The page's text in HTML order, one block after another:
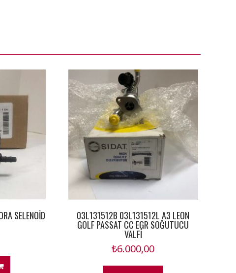
SELENOİD 03L131512B 03L131512L A3 LEON
GOLF PASSAT CC EGR SOĞUTUCU
VALFİ
₺6.000,00